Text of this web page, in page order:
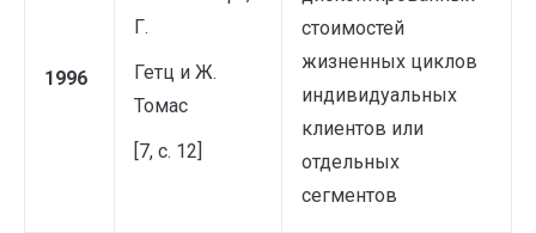
1996
Г.
Гетц и Ж.
Томас
[7, с. 12]
стоимостей
жизненных циклов
индивидуальных
клиентов или
отдельных
сегментов